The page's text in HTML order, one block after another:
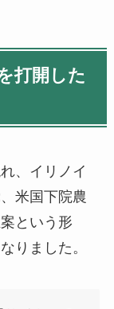
打開した
、イリノイ
米国下院農
という形
りました。